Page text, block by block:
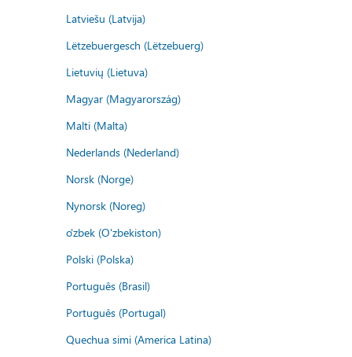
Latviešu (Latvija)
Lëtzebuergesch (Lëtzebuerg)
Lietuvių (Lietuva)
Magyar (Magyarország)
Malti (Malta)
Nederlands (Nederland)
Norsk (Norge)
Nynorsk (Noreg)
o'zbek (O'zbekiston)
Polski (Polska)
Português (Brasil)
Português (Portugal)
Quechua simi (America Latina)